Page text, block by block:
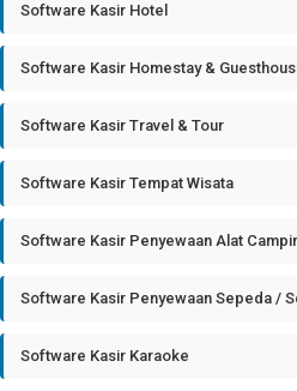
Software Kasir Hotel
Software Kasir Homestay &
Software Kasir Travel & Tour
Software Kasir Tempat Wisata
Software Kasir Penyewaan Alat
Software Kasir Penyewaan Sepeda /
Software Kasir Karaoke